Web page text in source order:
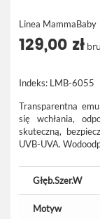
Linea MammaBaby
129,00 zł
Indeks: LMB-6055
Transparentna
się wchłania,
skuteczną,
UVB-UVA.
Głęb.Szer.W
Motyw